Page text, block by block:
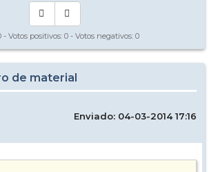
- Votos positivos: 0 - Votos negativos: 0
de material
Enviado: 04-03-2014 17:16